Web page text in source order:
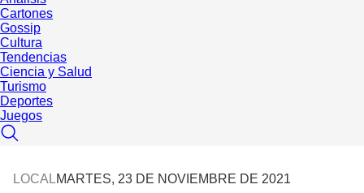
Cartones
Gossip
Cultura
Tendencias
Ciencia y Salud
Turismo
Deportes
Juegos
LOCALMARTES, 23 DE NOVIEMBRE DE 2021